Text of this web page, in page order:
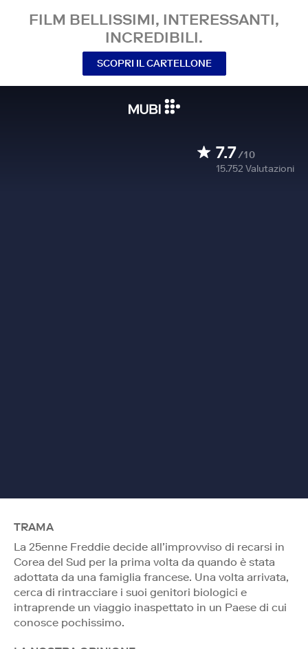
FILM BELLISSIMI, INTERESSANTI,
INCREDIBILI.
SCOPRI IL CARTELLONE
7.7/10
15.752Valutazioni
TRAMA
La 25enne Freddie decide all’improvviso di recarsi in
Corea del Sud per la prima volta da quando è stata
adottata da una famiglia francese. Una volta arrivata,
cerca di rintracciare i suoi genitori biologici e
intraprende un viaggio inaspettato in un Paese di cui
conosce pochissimo.